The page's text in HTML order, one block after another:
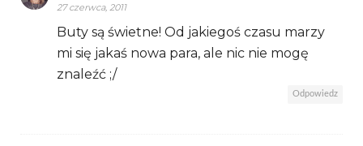
27 czerwca, 2011
Buty są świetne! Od jakiegoś czasu marzy
mi się jakaś nowa para, ale nic nie mogę
znaleźć ;/
Odpowiedz